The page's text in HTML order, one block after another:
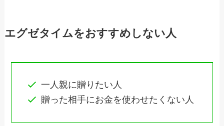
エグゼタイムをおすすめしない人
一人親に贈りたい人
贈った相手にお金を使わせたくない人